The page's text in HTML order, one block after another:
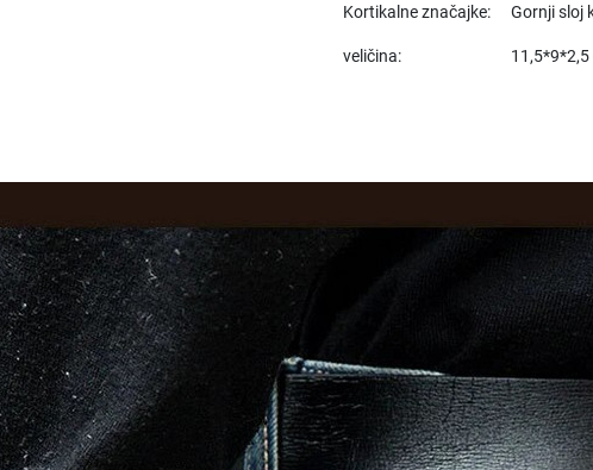
Kortikalne značajke:
Gornji sloj
veličina:
11,5*9*2,5